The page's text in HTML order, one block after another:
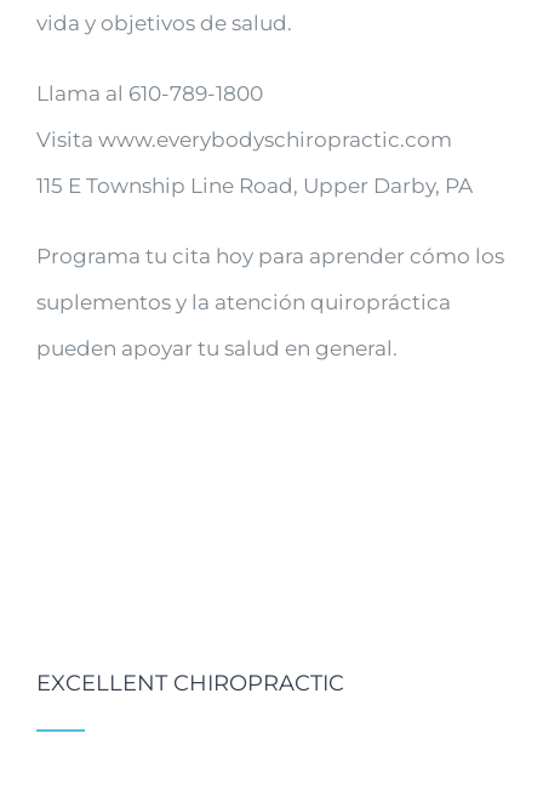
vida y objetivos de salud.
Llama al 610-789-1800
Visita www.everybodyschiropractic.com
115 E Township Line Road, Upper Darby, PA
Programa tu cita hoy para aprender cómo los
suplementos y la atención quiropráctica
pueden apoyar tu salud en general.
EXCELLENT CHIROPRACTIC